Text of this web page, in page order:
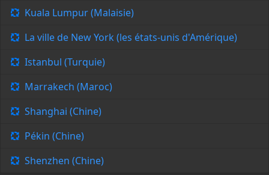
Kuala Lumpur (Malaisie)
La ville de New York (les états-unis d'Amérique)
Istanbul (Turquie)
Marrakech (Maroc)
Shanghai (Chine)
Pékin (Chine)
Shenzhen (Chine)